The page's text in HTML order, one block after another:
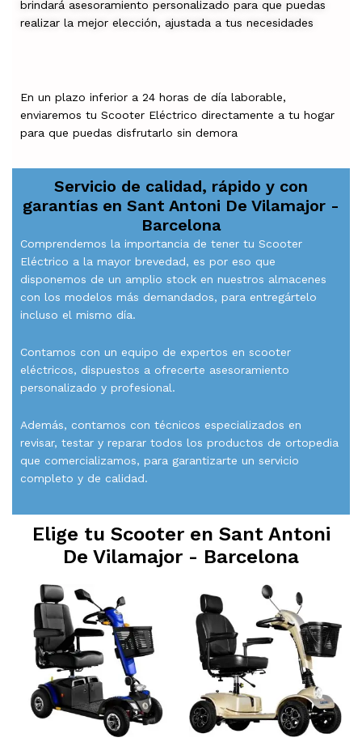
brindará asesoramiento personalizado para que puedas
realizar la mejor elección, ajustada a tus necesidades
En un plazo inferior a 24 horas de día laborable,
enviaremos tu Scooter Eléctrico directamente a tu hogar
para que puedas disfrutarlo sin demora
Servicio de calidad, rápido y con
garantías en Sant Antoni De Vilamajor -
Barcelona
Comprendemos la importancia de tener tu Scooter
Eléctrico a la mayor brevedad, es por eso que
disponemos de un amplio stock en nuestros almacenes
con los modelos más demandados, para entregártelo
incluso el mismo día.
Contamos con un equipo de expertos en scooter
eléctricos, dispuestos a ofrecerte asesoramiento
personalizado y profesional.
Además, contamos con técnicos especializados en
revisar, testar y reparar todos los productos de ortopedia
que comercializamos, para garantizarte un servicio
completo y de calidad.
Elige tu Scooter en Sant Antoni
De Vilamajor - Barcelona